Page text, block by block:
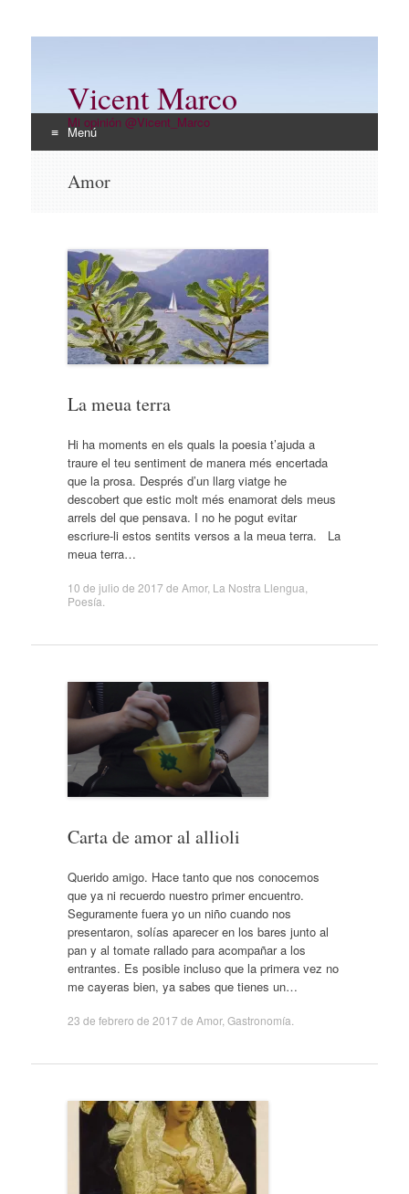
Vicent Marco
Mi opinión @Vicent_Marco
Menú
Amor
La meua terra
Hi ha moments en els quals la poesia t’ajuda a
traure el teu sentiment de manera més encertada
que la prosa. Després d’un llarg viatge he
descobert que estic molt més enamorat dels meus
arrels del que pensava. I no he pogut evitar
escriure-li estos sentits versos a la meua terra. La
meua terra…
10 de julio de 2017 de Amor, La Nostra Llengua
Poesía
Carta de amor al allioli
Querido amigo. Hace tanto que nos conocemos
que ya ni recuerdo nuestro primer encuentro.
Seguramente fuera yo un niño cuando nos
presentaron, solías aparecer en los bares junto al
pan y al tomate rallado para acompañar a los
entrantes. Es posible incluso que la primera vez no
me cayeras bien, ya sabes que tienes un…
23 de febrero de 2017 de Amor, Gastronomía